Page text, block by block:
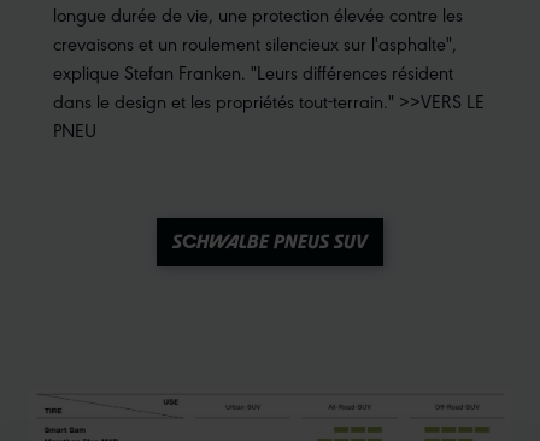
longue durée de vie, une protection élevée contre les
crevaisons et un roulement silencieux sur l'asphalte",
explique Stefan Franken. "Leurs différences résident
dans le design et les propriétés tout-terrain." >>VERS LE
PNEU
SCHWALBE PNEUS SUV